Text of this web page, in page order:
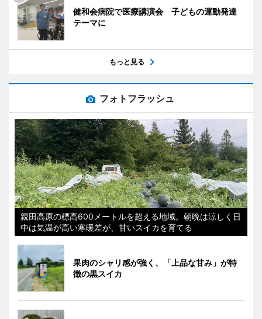
健和会病院で医療講演会 子どもの運動発達
テーマに
もっと見る
フォトフラッシュ
親田高原の標高600メートルを超える地域。朝晩は涼しく日
中は気温が高い寒暖差が、甘いスイカを育てる
果肉のシャリ感が強く、「上品な甘み」が特
徴の黒スイカ